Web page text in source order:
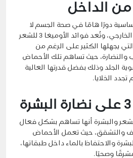
من الداخل
دورًا هامًا في صحة الجسم لا
سيما في العناية بالمظهر الخارجي، وتُعد فوائد الأوميغا 3 للشعر
يجهلها الكثير على الرغم من
والنضارة، حيث تساهم تلك الأحماض
الجلد وذلك بفضل قدرتها العالية
الخلايا.
أنها تساهم بشكل فعال
والتشقق، حيث تعمل الأحماض
والاحتفاظ بالماء داخل طبقاتها،
وصحيًا.